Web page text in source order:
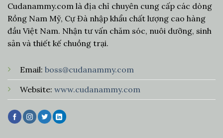
Cudanammy.com là địa chỉ chuyên cung cấp các dòng
Rồng Nam Mỹ, Cự Đà nhập khẩu chất lượng cao hàng
đầu Việt Nam. Nhận tư vấn chăm sóc, nuôi dưỡng, sinh
sản và thiết kế chuồng trại.
Email: boss@cudanammy.com
Website: www.cudanammy.com